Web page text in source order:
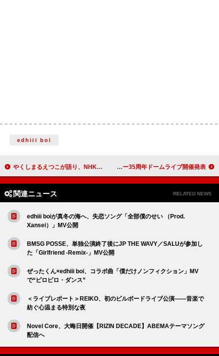
edhiii boi
やくしまるえつこが語り、NHK経済ドキュメント『欲望の資本主義』最新版が元日放送 福山雅治、年末恒例【冬の大感謝祭】でデビュー35周年ドームライブ開催発表
関連ニュース RELATED NEWS
edhiii boiが真冬の海へ、失恋ソング「全部僕のせい （Prod.
Xansei）」MV公開
BMSG POSSE、単独公演終了後にJP THE WAVY／SALUが参加し
た「Girlfriend -Remix-」MV公開
ぜったくん×edhiii boi、コラボ曲「僕だけノンフィクション」MV
で“ピロピロ・ダンス”
＜ライブレポート＞REIKO、初のビルボードライブ公演――音楽で
紡ぐ心温まる特別な夜
Novel Core、大晦日開催【RIZIN DECADE】ABEMAテーマソング
配信へ